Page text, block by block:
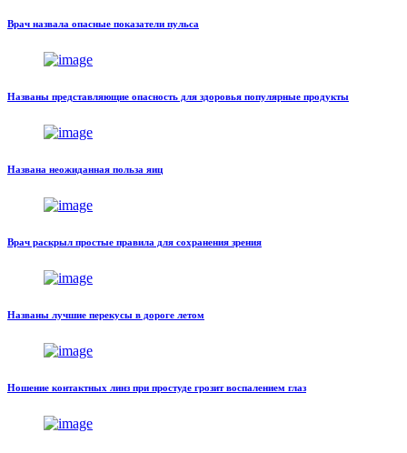
Врач назвала опасные показатели пульса
Названы представляющие опасность для здоровья популярные продукты
Названа неожиданная польза яиц
Врач раскрыл простые правила для сохранения зрения
Названы лучшие перекусы в дороге летом
Ношение контактных линз при простуде грозит воспалением глаз